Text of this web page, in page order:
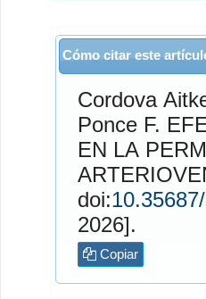
Cómo citar este
Cordova
PonceF. EFECTO DEL CATÉTER DE HEMODIÁLISIS
EN LA
doi:
2026].
Copiar